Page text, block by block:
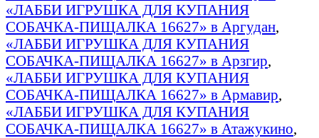
«ЛАББИ ИГРУШКА ДЛЯ КУПАНИЯ
СОБАЧКА-ПИЩАЛКА 16627» в Аргудан,
«ЛАББИ ИГРУШКА ДЛЯ КУПАНИЯ
СОБАЧКА-ПИЩАЛКА 16627» в Арзгир,
«ЛАББИ ИГРУШКА ДЛЯ КУПАНИЯ
СОБАЧКА-ПИЩАЛКА 16627» в Армавир,
«ЛАББИ ИГРУШКА ДЛЯ КУПАНИЯ
СОБАЧКА-ПИЩАЛКА 16627» в Атажукино,